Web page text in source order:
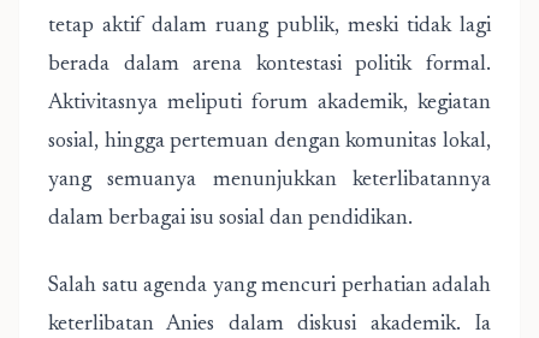
tetap aktif dalam ruang publik, meski tidak lagi
berada dalam arena kontestasi politik formal.
Aktivitasnya meliputi forum akademik, kegiatan
sosial, hingga pertemuan dengan komunitas lokal,
yang semuanya menunjukkan keterlibatannya
dalam berbagai isu sosial dan pendidikan.
Salah satu agenda yang mencuri perhatian adalah
keterlibatan Anies dalam diskusi akademik. Ia